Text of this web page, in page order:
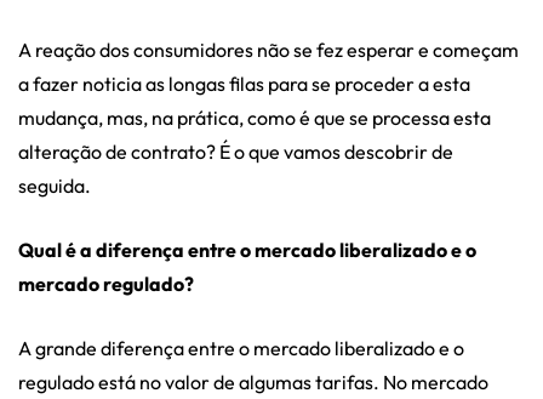
A reação dos consumidores não se fez esperar e começam
a fazer noticia as longas filas para se proceder a esta
mudança, mas, na prática, como é que se processa esta
alteração de contrato? É o que vamos descobrir de
seguida.
Qual é a diferença entre o mercado liberalizado e o
mercado regulado?
A grande diferença entre o mercado liberalizado e o
regulado está no valor de algumas tarifas. No mercado